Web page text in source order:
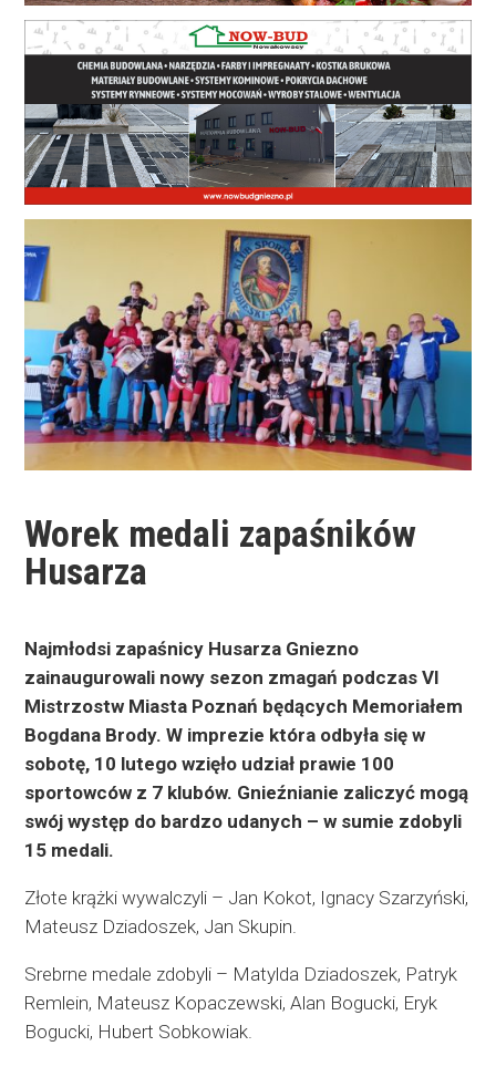
Worek medali zapaśników
Husarza
Najmłodsi zapaśnicy Husarza Gniezno
zainaugurowali nowy sezon zmagań podczas VI
Mistrzostw Miasta Poznań będących Memoriałem
Bogdana Brody. W imprezie która odbyła się w
sobotę, 10 lutego wzięło udział prawie 100
sportowców z 7 klubów. Gnieźnianie zaliczyć mogą
swój występ do bardzo udanych – w sumie zdobyli
15 medali.
Złote krążki wywalczyli – Jan Kokot, Ignacy Szarzyński,
Mateusz Dziadoszek, Jan Skupin.
Srebrne medale zdobyli – Matylda Dziadoszek, Patryk
Remlein, Mateusz Kopaczewski, Alan Bogucki, Eryk
Bogucki, Hubert Sobkowiak.